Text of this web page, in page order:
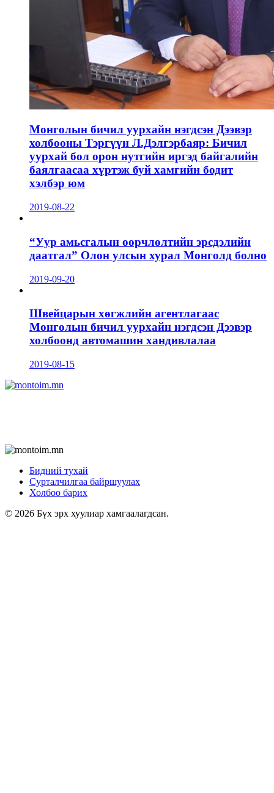
Монголын бичил уурхайн нэгдсэн Дээвэр
холбооны Тэргүүн Л.Дэлгэрбаяр: Бичил
уурхай бол орон нутгийн иргэд байгалийн
баялгаасаа хүртэж буй хамгийн бодит
хэлбэр юм
2019-08-22
“Уур амьсгалын өөрчлөлтийн эрсдэлийн
даатгал” Олон улсын хурал Монголд болно
2019-09-20
Швейцарын хөгжлийн агентлагаас
Монголын бичил уурхайн нэгдсэн Дээвэр
холбоонд автомашин хандивлалаа
2019-08-15
Бидний тухай
Сурталчилгаа байршуулах
Холбоо барих
© 2026 Бүх эрх хуулиар хамгаалагдсан.